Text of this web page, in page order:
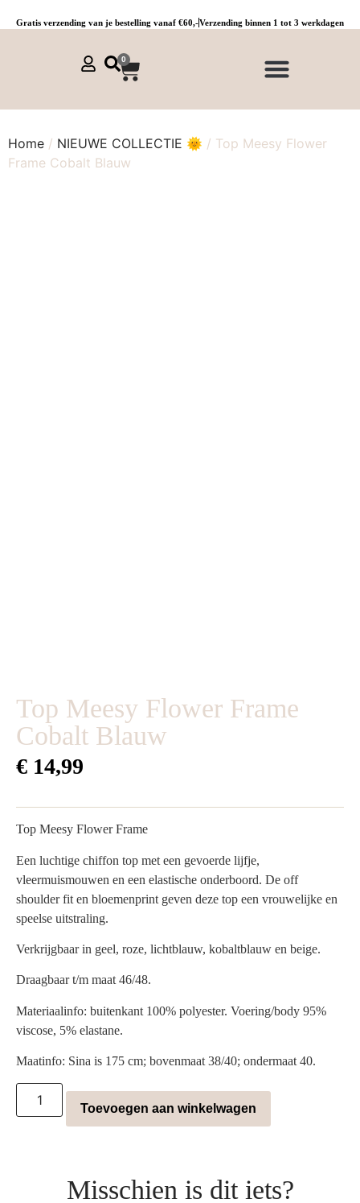
Gratis verzending van je bestelling vanaf €60,-Verzending binnen 1 tot 3 werkdagen
0
Home / NIEUWE COLLECTIE 🌞 / Top Meesy Flower
Frame Cobalt Blauw
Top Meesy Flower Frame
Cobalt Blauw
€ 14,99
Top Meesy Flower Frame
Een luchtige chiffon top met een gevoerde lijfje,
vleermuismouwen en een elastische onderboord. De off
shoulder fit en bloemenprint geven deze top een vrouwelijke en
speelse uitstraling.
Verkrijgbaar in geel, roze, lichtblauw, kobaltblauw en beige.
Draagbaar t/m maat 46/48.
Materiaalinfo: buitenkant 100% polyester. Voering/body 95%
viscose, 5% elastane.
Maatinfo: Sina is 175 cm; bovenmaat 38/40; ondermaat 40.
Toevoegen aan winkelwagen
Misschien is dit iets?